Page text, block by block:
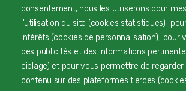
MENTIONS LÉGALES
POLITIQUE COOKIES
consentement, nous les utiliserons pour
l'utilisation du site (cookies statistiques) ;
intérêts (cookies de personnalisation) ; pour
des publicités et des informations
ciblage) et pour vous permettre de
contenu sur des plateformes tierces